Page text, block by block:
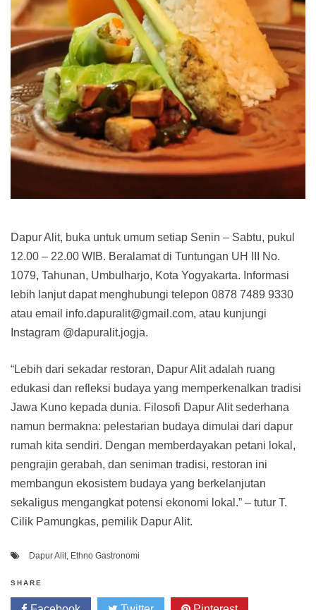
Dapur Alit, buka untuk umum setiap Senin – Sabtu, pukul
12.00 – 22.00 WIB. Beralamat di Tuntungan UH III No.
1079, Tahunan, Umbulharjo, Kota Yogyakarta. Informasi
lebih lanjut dapat menghubungi telepon 0878 7489 9330
atau email info.dapuralit@gmail.com, atau kunjungi
Instagram @dapuralit.jogja.
“Lebih dari sekadar restoran, Dapur Alit adalah ruang
edukasi dan refleksi budaya yang memperkenalkan tradisi
Jawa Kuno kepada dunia. Filosofi Dapur Alit sederhana
namun bermakna: pelestarian budaya dimulai dari dapur
rumah kita sendiri. Dengan memberdayakan petani lokal,
pengrajin gerabah, dan seniman tradisi, restoran ini
membangun ekosistem budaya yang berkelanjutan
sekaligus mengangkat potensi ekonomi lokal.” – tutur T.
Cilik Pamungkas, pemilik Dapur Alit.
Dapur Alit Ethno Gastronomi
SHARE